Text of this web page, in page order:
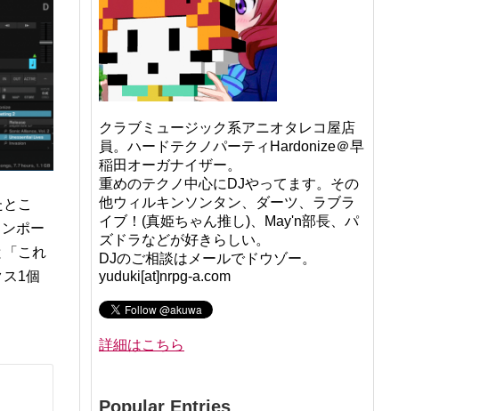
こ
ポー
「これ
1個
クラブミュージック系アニオタレコ屋店
員。ハードテクノパーティHardonize＠早
稲田オーガナイザー。
重めのテクノ中心にDJやってます。その
他ウィルキンソンタン、ダーツ、ラブラ
イブ！(真姫ちゃん推し)、May'n部長、パ
ズドラなどが好きらしい。
DJのご相談はメールでドウゾー。
yuduki[at]nrpg-a.com
詳細はこちら
Popular Entries